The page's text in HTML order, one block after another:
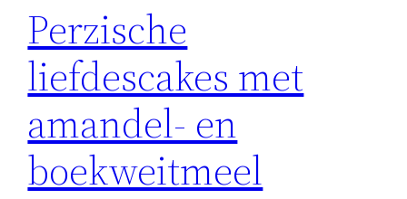
Perzische
liefdescakes met
amandel- en
boekweitmeel